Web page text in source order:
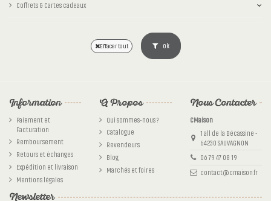
Coffrets & Cartes cadeaux
Effacer tout ok
Information
Paiement et
Facturation
Remboursement
Retours et échanges
Expédition et livraison
Mentions légales
A Propos
Qui sommes-nous ?
Catalogue
Revendeurs
Blog
Marchés et foires
Nous Contacter
CMaison
1 all de la Bécassine -
64230 SAUVAGNON
06 79 47 08 19
contact@cmaison.fr
Newsletter